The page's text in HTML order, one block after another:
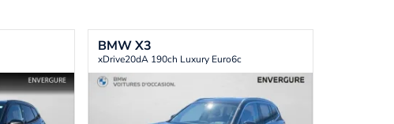
BMWX3
xDrive20dA 190ch Luxury Euro6c